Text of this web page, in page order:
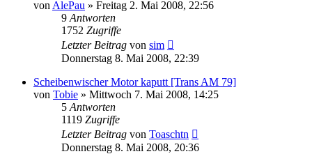
von AlePau » Freitag 2. Mai 2008, 22:56
9 Antworten
1752 Zugriffe
Letzter Beitrag von sim
Donnerstag 8. Mai 2008, 22:39
Scheibenwischer Motor kaputt [Trans AM 79]
von Tobie » Mittwoch 7. Mai 2008, 14:25
5 Antworten
1119 Zugriffe
Letzter Beitrag von Toaschtn
Donnerstag 8. Mai 2008, 20:36